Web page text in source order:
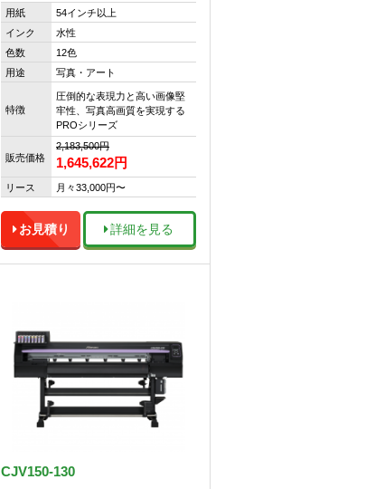
用紙
54インチ以上
インク
水性
色数
12色
用途
写真・アート
特徴
圧倒的な表現力と高い画像堅
牢性、写真高画質を実現する
PROシリーズ
販売価格
2,183,500円
1,645,622円
リース 月々33,000円〜
お見積り 詳細を見る
CJV150-130